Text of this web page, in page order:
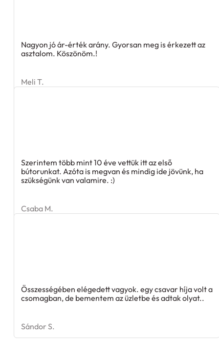
Nagyon jó ár-érték arány. Gyorsan meg is érkezett az
asztalom. Köszönöm.!
Meli T.
Szerintem több mint 10 éve vettük itt az első
bútorunkat. Azóta is megvan és mindig ide jövünk, ha
szükségünk van valamire. :)
Csaba M.
Összességében elégedett vagyok. egy csavar híja volt a
csomagban, de bementem az üzletbe és adtak olyat..
Sándor S.